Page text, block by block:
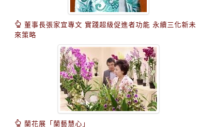
董事長張家宜專文 實踐超級促進者功能 永續三化新未
來策略
蘭花展「蘭藝慧心」